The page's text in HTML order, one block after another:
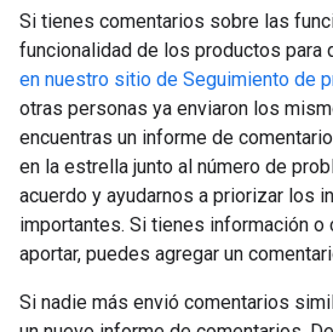
Si tienes comentarios sobre las
funcionalidad de los productos para
en nuestro sitio de Seguimiento de
otras personas ya enviaron los
encuentras un informe de
en la estrella junto al número de
acuerdo y ayudarnos a priorizar los
importantes. Si tienes información o
aportar, puedes agregar un
Si nadie más envió comentarios